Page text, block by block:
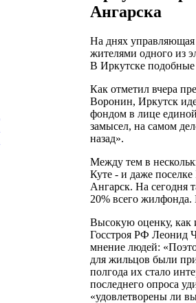
Ангарска
На днях
жителями одного из
В Иркутске
Как отметил вчера
Воронин, Иркутск
фондом в лице
замысел, на самом
назад».
Между тем в
Куте - и даже
Ангарск. На сегодня
20% всего жилфонда.
Высокую оценку, как
Госстроя РФ Леонид
мнение людей:
для жильцов были
полгода их стало
последнего опроса
«удовлетворены ли